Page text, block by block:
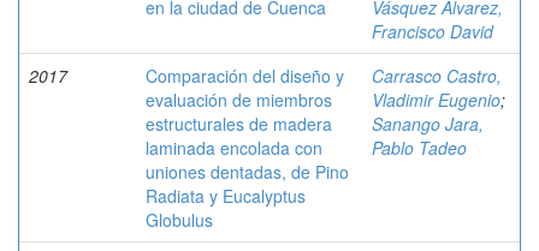
en la ciudad de Cuenca
Vásquez Álvarez,
Francisco David
2017
Comparación del diseño y
evaluación de miembros
estructurales de madera
laminada encolada con
uniones dentadas, de Pino
Radiata y Eucalyptus
Globulus
Carrasco Castro,
Vladimir Eugenio;
Sanango Jara,
Pablo Tadeo